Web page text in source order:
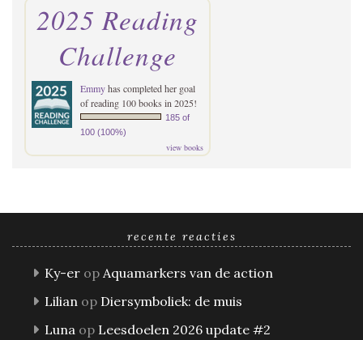
2025 Reading
Challenge
Emmyhas completed her goal
of reading 100 books in 2025!
185 of
100 (100%)
view books
recente reacties
Ky-er op Aquamarkers van de action
Lilian op Diersymboliek: de muis
Luna op Leesdoelen 2026 update #2